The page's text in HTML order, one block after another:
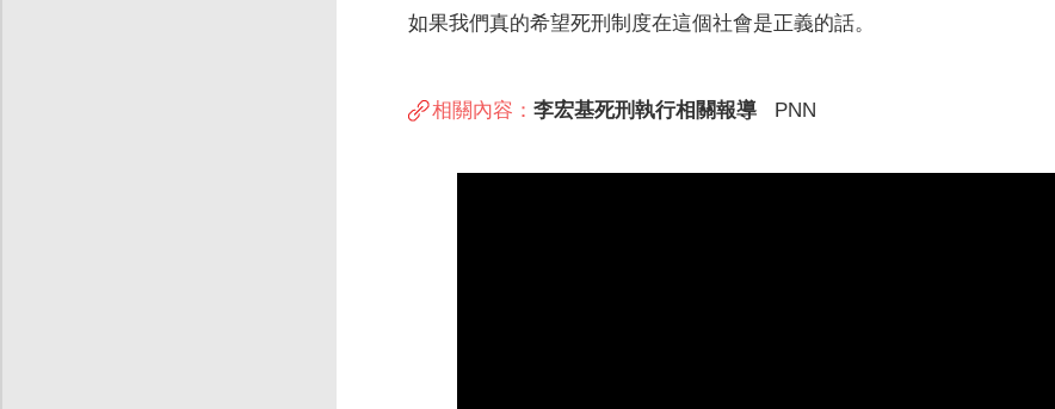
如果我們真的希望死刑制度在這個社會是正義的話。
相關內容： 李宏基死刑執行相關報導 PNN